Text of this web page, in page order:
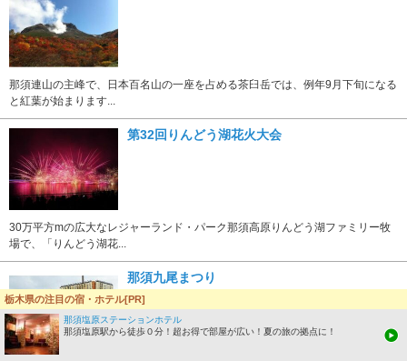
那須連山の主峰で、日本百名山の一座を占める茶臼岳では、例年9月下旬になる
と紅葉が始まります...
第32回りんどう湖花火大会
30万平方mの広大なレジャーランド・パーク那須高原りんどう湖ファミリー牧
場で、「りんどう湖花...
那須九尾まつり
栃木県の注目の宿・ホテル[PR]
那須塩原ステーションホテル
那須塩原駅から徒歩０分！超お得で部屋が広い！夏の旅の拠点に！